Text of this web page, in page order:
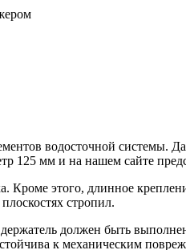
водосточной системы.
125 мм и на нашем сайте
Кроме этого, длинное
стропил.
держатель должен быть
к механическим